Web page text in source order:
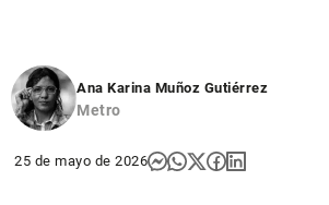
Ana Karina Muñoz Gutiérrez
Metro
25 de mayo de 2026